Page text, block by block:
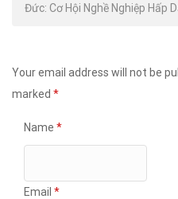
Đức: Cơ Hội Nghề Nghiệp Hấp
Your email address will not be
marked *
Name *
Email *